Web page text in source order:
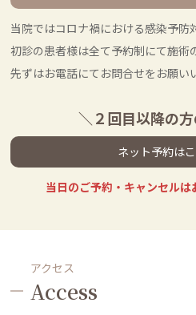
当院ではコロナ禍における感染予防
初診の患者様は全て予約制にて施術
先ずはお電話にてお問合せをお願い
＼２回目以降の
ネット予約は
当日のご予約・キャンセルは
アクセス
Access